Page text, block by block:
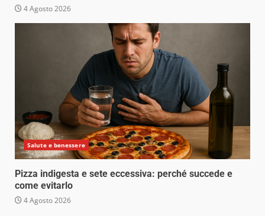
4 Agosto 2026
Salute e benessere
Pizza indigesta e sete eccessiva: perché succede e
come evitarlo
4 Agosto 2026